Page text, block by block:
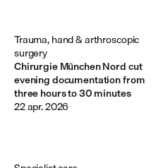
Chirurgie München Nord cut
evening documentation from
three hours to 30 minutes
Trauma, hand & arthroscopic
surgery
22 apr. 2026